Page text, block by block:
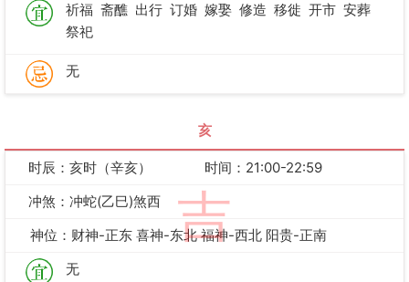
祈福 斋醮 出行 订婚 嫁娶 修造 移徙 开市 安葬
祭祀
无
亥
吉
时辰：亥时（辛亥）
时间：21:00-22:59
冲煞：冲蛇(乙巳)煞西
神位：财神-正东 喜神-东北 福神-西北 阳贵-正南
无